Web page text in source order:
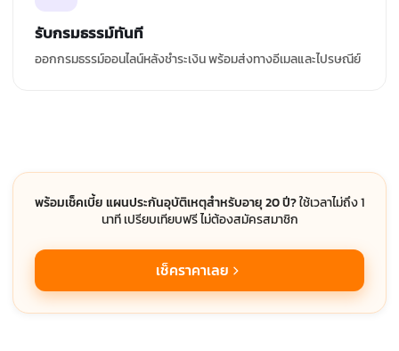
รับกรมธรรม์ทันที
ออกกรมธรรม์ออนไลน์หลังชำระเงิน พร้อมส่งทางอีเมลและไปรษณีย์
พร้อมเช็คเบี้ย แผนประกันอุบัติเหตุสำหรับอายุ 20 ปี?ใช้เวลาไม่ถึง 1
นาที เปรียบเทียบฟรี ไม่ต้องสมัครสมาชิก
เช็คราคาเลย